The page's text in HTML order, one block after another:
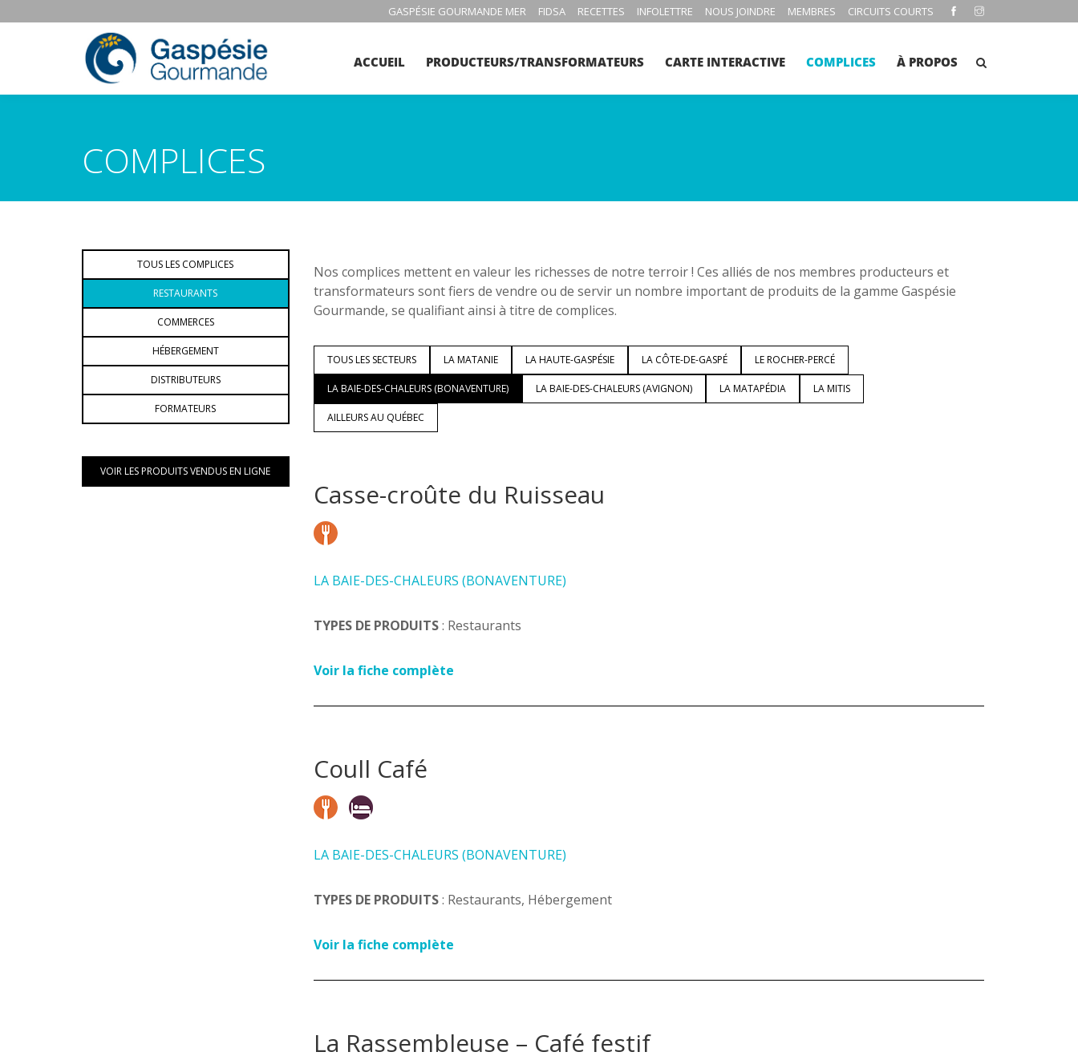
GASPÉSIE GOURMANDE MER FIDSA RECETTES INFOLETTRE NOUS JOINDRE MEMBRES CIRCUITS COURTS
ACCUEIL PRODUCTEURS/TRANSFORMATEURS CARTE INTERACTIVE COMPLICES À PROPOS
COMPLICES
TOUS LES COMPLICES
RESTAURANTS
COMMERCES
HÉBERGEMENT
DISTRIBUTEURS
FORMATEURS
VOIR LES PRODUITS VENDUS EN LIGNE
Nos complices mettent en valeur les richesses de notre terroir ! Ces alliés de nos membres producteurs et
transformateurs sont fiers de vendre ou de servir un nombre important de produits de la gamme Gaspésie
Gourmande, se qualifiant ainsi à titre de complices.
TOUS LES SECTEURS LA MATANIE LA HAUTE-GASPÉSIE LA CÔTE-DE-GASPÉ LE ROCHER-PERCÉ
LA BAIE-DES-CHALEURS (BONAVENTURE) LA BAIE-DES-CHALEURS (AVIGNON) LA MATAPÉDIA LA MITIS
AILLEURS AU QUÉBEC
Casse-croûte du Ruisseau
LA BAIE-DES-CHALEURS (BONAVENTURE)
TYPES DE PRODUITS: Restaurants
Voir la fiche complète
Coull Café
LA BAIE-DES-CHALEURS (BONAVENTURE)
TYPES DE PRODUITS: Restaurants, Hébergement
Voir la fiche complète
La Rassembleuse – Café festif